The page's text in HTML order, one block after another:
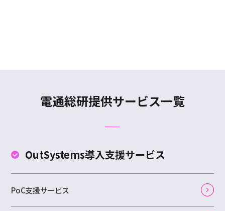
電通総研提供サービス一覧
OutSystems導入支援サービス
PoC支援サービス